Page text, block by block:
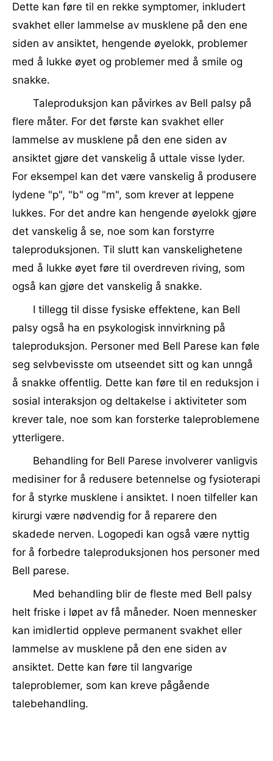
Dette kan føre til en rekke symptomer, inkludert
svakhet eller lammelse av musklene på den ene
siden av ansiktet, hengende øyelokk, problemer
med å lukke øyet og problemer med å smile og
snakke.
Taleproduksjon kan påvirkes av Bell palsy på
flere måter. For det første kan svakhet eller
lammelse av musklene på den ene siden av
ansiktet gjøre det vanskelig å uttale visse lyder.
For eksempel kan det være vanskelig å produsere
lydene "p", "b" og "m", som krever at leppene
lukkes. For det andre kan hengende øyelokk gjøre
det vanskelig å se, noe som kan forstyrre
taleproduksjonen. Til slutt kan vanskelighetene
med å lukke øyet føre til overdreven riving, som
også kan gjøre det vanskelig å snakke.
I tillegg til disse fysiske effektene, kan Bell
palsy også ha en psykologisk innvirkning på
taleproduksjon. Personer med Bell Parese kan føle
seg selvbevisste om utseendet sitt og kan unngå
å snakke offentlig. Dette kan føre til en reduksjon i
sosial interaksjon og deltakelse i aktiviteter som
krever tale, noe som kan forsterke taleproblemene
ytterligere.
Behandling for Bell Parese involverer vanligvis
medisiner for å redusere betennelse og fysioterapi
for å styrke musklene i ansiktet. I noen tilfeller kan
kirurgi være nødvendig for å reparere den
skadede nerven. Logopedi kan også være nyttig
for å forbedre taleproduksjonen hos personer med
Bell parese.
Med behandling blir de fleste med Bell palsy
helt friske i løpet av få måneder. Noen mennesker
kan imidlertid oppleve permanent svakhet eller
lammelse av musklene på den ene siden av
ansiktet. Dette kan føre til langvarige
taleproblemer, som kan kreve pågående
talebehandling.